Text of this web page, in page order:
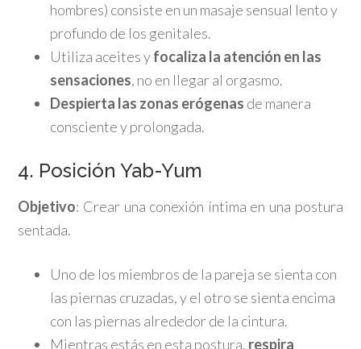
hombres) consiste en un masaje sensual lento y
profundo de los genitales.
Utiliza aceites yfocaliza la atención en las
sensaciones, no en llegar al orgasmo.
Despierta las zonas erógenas de manera
consciente y prolongada.
4. Posición Yab-Yum
Objetivo: Crear una conexión íntima en una postura
sentada.
Uno de los miembros de la pareja se sienta con
las piernas cruzadas, y el otro se sienta encima
con las piernas alrededor de la cintura.
Mientras estás en esta postura, respira